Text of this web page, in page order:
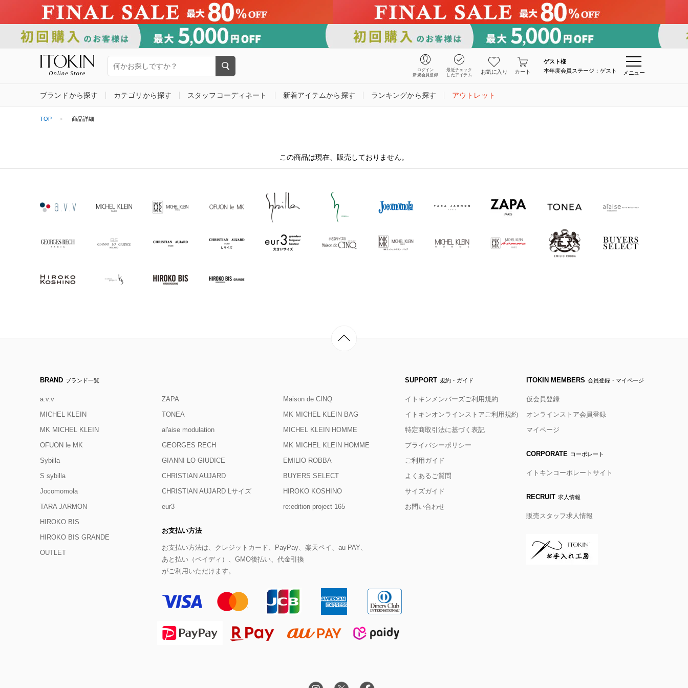
ログイン
新規会員登録
最近チェック
したアイテム
お気に入り カート
ゲスト様
本年度会員ステージ：ゲスト
メニュー
ブランドから探す カテゴリから探す スタッフコーディネート 新着アイテムから探す ランキングから探す アウトレット
TOP 商品詳細
この商品は現在、販売しておりません。
BRAND ブランド一覧
a.v.v
MICHEL KLEIN
MK MICHEL KLEIN
OFUON le MK
Sybilla
S sybilla
Jocomomola
TARA JARMON
ZAPA
TONEA
al'aise modulation
GEORGES RECH
GIANNI LO GIUDICE
CHRISTIAN AUJARD
CHRISTIAN AUJARD Lサイズ
eur3
Maison de CINQ
MK MICHEL KLEIN BAG
MICHEL KLEIN HOMME
MK MICHEL KLEIN HOMME
EMILIO ROBBA
BUYERS SELECT
HIROKO KOSHINO
re:edition project 165
HIROKO BIS
HIROKO BIS GRANDE
OUTLET
お支払い方法
お支払い方法は、クレジットカード、PayPay、楽天ペイ、au PAY、
あと払い（ペイディ）、GMO後払い、代金引換
がご利用いただけます。
SUPPORT 規約・ガイド
イトキンメンバーズご利用規約
イトキンオンラインストアご利用規約
特定商取引法に基づく表記
プライバシーポリシー
ご利用ガイド
よくあるご質問
サイズガイド
お問い合わせ
ITOKIN MEMBERS 会員登録・マイページ
仮会員登録
オンラインストア会員登録
マイページ
CORPORATE コーポレート
イトキンコーポレートサイト
RECRUIT 求人情報
販売スタッフ求人情報